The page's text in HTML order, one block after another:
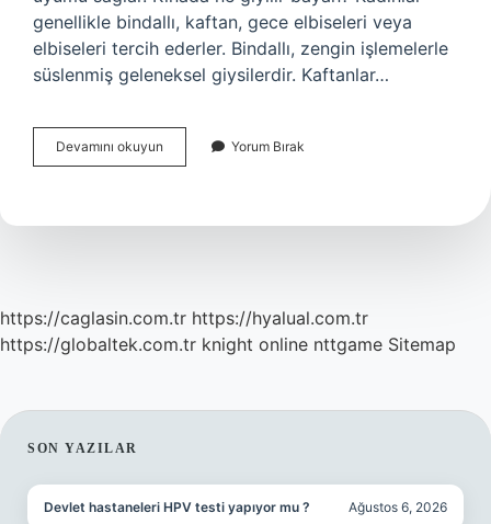
genellikle bindallı, kaftan, gece elbiseleri veya
elbiseleri tercih ederler. Bindallı, zengin işlemelerle
süslenmiş geleneksel giysilerdir. Kaftanlar…
Devamını okuyun
Nasıl
Yorum Bırak
https://caglasin.com.tr https://hyalual.com.tr
https://globaltek.com.tr knight online nttgame Sitemap
SIDEBAR
SON YAZILAR
Devlet hastaneleri HPV testi yapıyor mu ? Ağustos 6, 2026